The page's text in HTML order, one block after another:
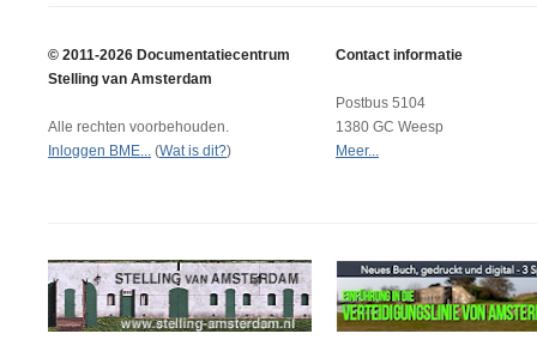
© 2011-2026 Documentatiecentrum
Stelling van Amsterdam
Alle rechten voorbehouden.
Inloggen BME... (Wat is dit?)
Contact informatie
Postbus 5104
1380 GC Weesp
Meer...